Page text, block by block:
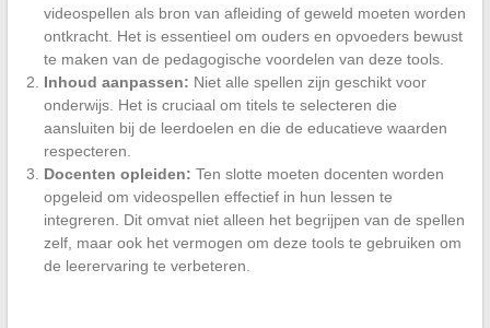
videospellen als bron van afleiding of geweld moeten worden
ontkracht. Het is essentieel om ouders en opvoeders bewust
te maken van de pedagogische voordelen van deze tools.
Inhoud aanpassen: Niet alle spellen zijn geschikt voor
onderwijs. Het is cruciaal om titels te selecteren die
aansluiten bij de leerdoelen en die de educatieve waarden
respecteren.
Docenten opleiden: Ten slotte moeten docenten worden
opgeleid om videospellen effectief in hun lessen te
integreren. Dit omvat niet alleen het begrijpen van de spellen
zelf, maar ook het vermogen om deze tools te gebruiken om
de leerervaring te verbeteren.